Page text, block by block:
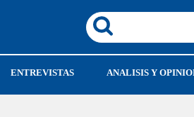
ENTREVISTAS ANALISIS Y